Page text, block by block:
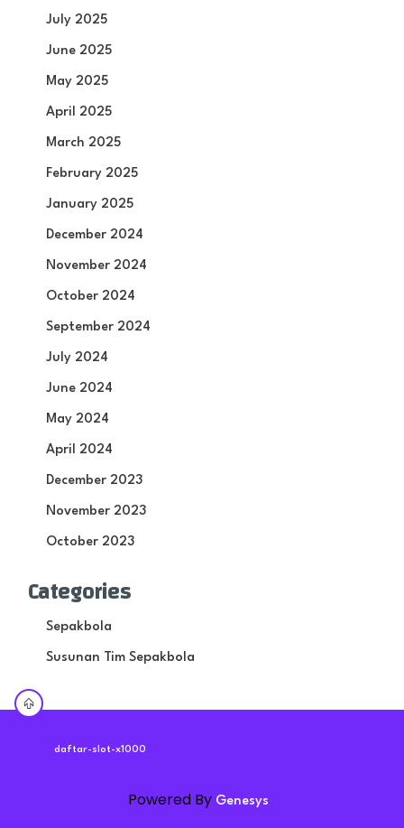
July 2025
June 2025
May 2025
April 2025
March 2025
February 2025
January 2025
December 2024
November 2024
October 2024
September 2024
July 2024
June 2024
May 2024
April 2024
December 2023
November 2023
October 2023
Categories
Sepakbola
Susunan Tim Sepakbola
daftar-slot-x1000
Powered By Genesys